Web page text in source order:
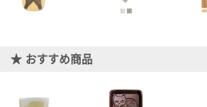
おすすめ商品